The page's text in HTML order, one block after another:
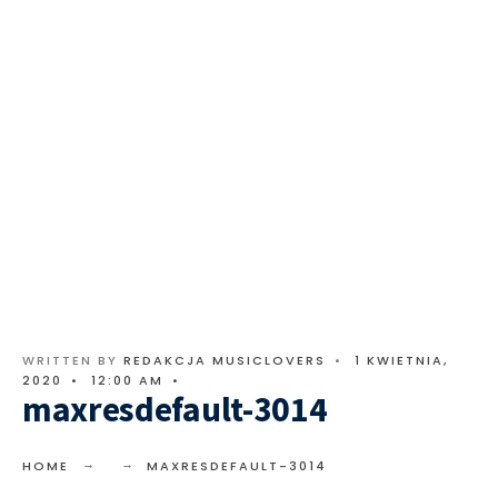
WRITTEN BY REDAKCJA MUSICLOVERS •
1 KWIETNIA,
2020
• 12:00 AM •
maxresdefault-3014
HOME MAXRESDEFAULT-3014